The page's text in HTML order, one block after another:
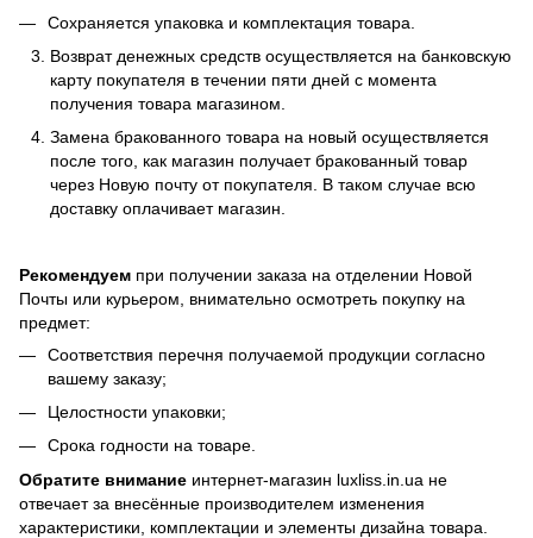
Сохраняется упаковка и комплектация товара.
Возврат денежных средств осуществляется на банковскую
карту покупателя в течении пяти дней с момента
получения товара магазином.
Замена бракованного товара на новый осуществляется
после того, как магазин получает бракованный товар
через Новую почту от покупателя. В таком случае всю
доставку оплачивает магазин.
Рекомендуем при получении заказа на отделении Новой
Почты или курьером, внимательно осмотреть покупку на
предмет:
Соответствия перечня получаемой продукции согласно
вашему заказу;
Целостности упаковки;
Срока годности на товаре.
Обратите внимание интернет-магазин luxliss.in.ua не
отвечает за внесённые производителем изменения
характеристики, комплектации и элементы дизайна товара.